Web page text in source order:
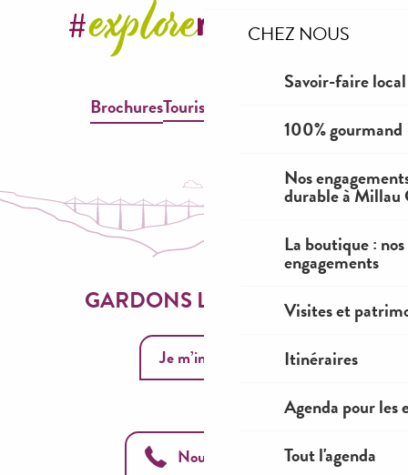
CHEZ NOUS
Savoir-faire local
100% gourmand
Nos
durable à Millau
La boutique :
engagements
Visites et
Itinéraires
Agenda pour les
Tout l'agenda
BrochuresTourisme & Handicap
GARDONS LE CONTACT
Je m’inscris
Nous appeler